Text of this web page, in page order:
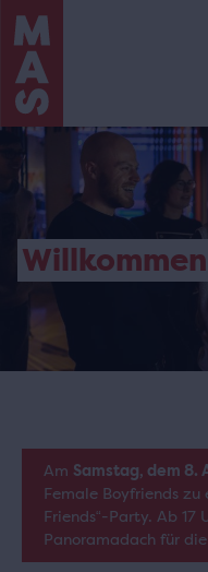
Direkt
zum
Inhalt
Willkommen
Am Samstag, dem 8.
Female Boyfriends zu
Friends“-Party. Ab 17
Panoramadach für